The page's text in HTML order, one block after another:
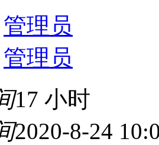
管理员
管理员
17 小时
2020-8-24